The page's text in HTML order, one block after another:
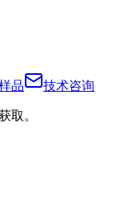
品 技术咨询
取。